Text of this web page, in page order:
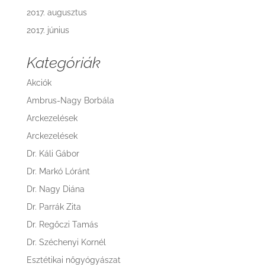
2017. augusztus
2017. június
Kategóriák
Akciók
Ambrus-Nagy Borbála
Arckezelések
Arckezelések
Dr. Káli Gábor
Dr. Markó Lóránt
Dr. Nagy Diána
Dr. Parrák Zita
Dr. Regőczi Tamás
Dr. Széchenyi Kornél
Esztétikai nőgyógyászat